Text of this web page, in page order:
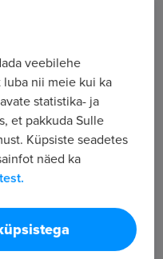
on
tuled,
veebilehe
nii meie kui ka
statistika- ja
et pakkuda Sulle
Küpsiste seadetes
näed ka